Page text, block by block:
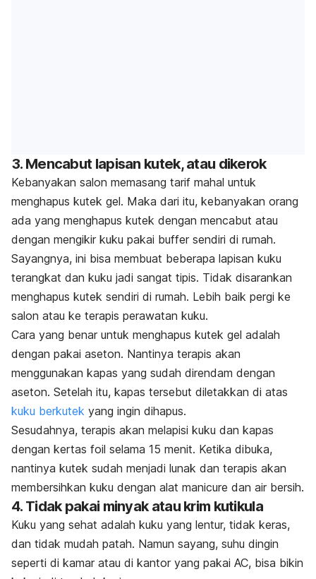
3. Mencabut lapisan kutek, atau dikerok
Kebanyakan salon memasang tarif mahal untuk
menghapus kutek gel. Maka dari itu, kebanyakan orang
ada yang menghapus kutek dengan mencabut atau
dengan mengikir kuku pakai buffer sendiri di rumah.
Sayangnya, ini bisa membuat beberapa lapisan kuku
terangkat dan kuku jadi sangat tipis. Tidak disarankan
menghapus kutek sendiri di rumah. Lebih baik pergi ke
salon atau ke terapis perawatan kuku.
Cara yang benar untuk menghapus kutek gel adalah
dengan pakai aseton. Nantinya terapis akan
menggunakan kapas yang sudah direndam dengan
aseton. Setelah itu, kapas tersebut diletakkan di atas
kuku berkutek yang ingin dihapus.
Sesudahnya, terapis akan melapisi kuku dan kapas
dengan kertas foil selama 15 menit. Ketika dibuka,
nantinya kutek sudah menjadi lunak dan terapis akan
membersihkan kuku dengan alat manicure dan air bersih.
4. Tidak pakai minyak atau krim kutikula
Kuku yang sehat adalah kuku yang lentur, tidak keras,
dan tidak mudah patah. Namun sayang, suhu dingin
seperti di kamar atau di kantor yang pakai AC, bisa bikin